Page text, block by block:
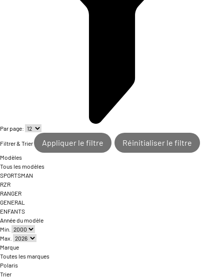
Par page:
Filtrer & Trier Appliquer le filtre Réinitialiser le filtre
Modèles
Tous les modèles
SPORTSMAN
RZR
RANGER
GENERAL
ENFANTS
Année du modèle
Min.
Max.
Marque
Toutes les marques
Polaris
Trier